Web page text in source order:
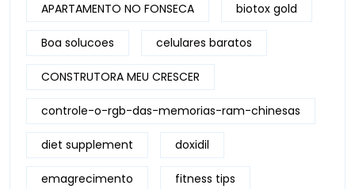
APARTAMENTO NO FONSECA biotox gold
Boa solucoes celulares baratos
CONSTRUTORA MEU CRESCER
controle-o-rgb-das-memorias-ram-chinesas
diet supplement doxidil
emagrecimento fitness tips